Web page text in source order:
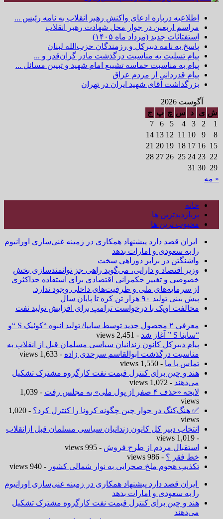
اطلاعیه درباره ادعای واکنش رهبر انقلاب به نامه رئیس ...
مراسم اربعین در جوار محل شهادت رهبر انقلاب
استفتائات جدید (مرداد ماه ۱۴۰۵)
پاسخ به نامه دبیرکل و رزمندگان حزب‌الله لبنان
پیام تسلیت به مناسبت درگذشت مادر گران‌قدر و ...
پیام به مناسبت حماسه تشییع امام شهید و تبیین مسائل ...
پیام قدردانی از مردم عراق
بزرگداشت آقای شهید ایران در تهران
آگوست 2026
ش ی د س چ پ ج
1
2
3
4
5
6
7
8
9
10
11
12
13
14
15
16
17
18
19
20
21
22
23
24
25
26
27
28
29
30
31
« مه
خانه
پربازدیدترین ها
محبوب ترین ها
ایران قصد دارد پیشنهاد همکاری در زمینه غنی‌سازی اورانیوم
را به سعودی و امارات بدهد
واشنگتن در برابر دوراهی سخت
وزیر اقتصاد و دارایی، می‌گوید راهی جز توانمندسازی بخش
خصوصی و تغییر حکمرانی اقتصادی برای استفاده حداکثری
از سرمایه‌های ملی و ظرفیت‌های داخلی وجود ندارد.
پیش بینی تولید ۹۰ هزار تن کره تا پایان سال
مخالفت اوپک با درخواست ترامپ برای افزایش تولید نفت
معرفی ۲ محصول جدید توسط سایپا/ تولید انبوه “کوئیک S “و
“ساینا S ” آغاز شد
- 2,451 views
پیام دبیرکل کانون زندانیان سیاسی مسلمان قبل از انقلاب به
مناسبت درگذشت ابوالقاسم سرحدی زاده - 1,633 views
تماس با ما - 1,550 views
هند و چین برای کنترل قیمت نفت کارگروه مشترک تشکیل
می‌دهند - 1,072 views
لایحه «حذف ۴ صفر از پول ملی» به مجلس رفت
- 1,039
views
✅ هنگ‌کنگ در جوار چین چگونه کرونا را کنترل کرد؟
- 1,020
views
انتخاب دبیر کل کانون زندانیان سیاسی مسلمان قبل ازانقلاب
- 1,019 views
استقبال مردم از طرح فروش - 995 views
خط فقر ؟ - 986 views
تکذیب هجوم ملخ صحرایی به نوار شمالی کشور - 940 views
ایران قصد دارد پیشنهاد همکاری در زمینه غنی‌سازی اورانیوم
را به سعودی و امارات بدهد
هند و چین برای کنترل قیمت نفت کارگروه مشترک تشکیل
می‌دهند